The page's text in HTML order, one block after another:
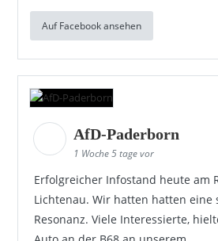
Auf Facebook ansehen
AfD-Paderborn
1 Woche 5 tage vor
Erfolgreicher Infostand heute am
Lichtenau. Wir hatten hatten eine
Resonanz. Viele Interessierte,